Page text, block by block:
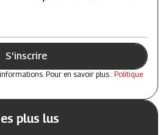
S'inscrire
Pour en savoir plus : Politique
plus lus